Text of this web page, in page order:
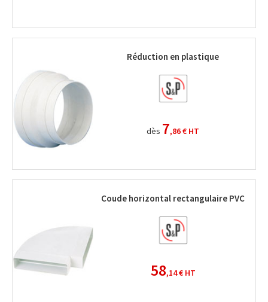
Réduction en plastique
dès 7,86 € HT
Coude horizontal rectangulaire PVC
58,14 €HT